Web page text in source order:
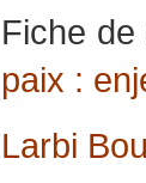
Fiche de
paix :
Larbi